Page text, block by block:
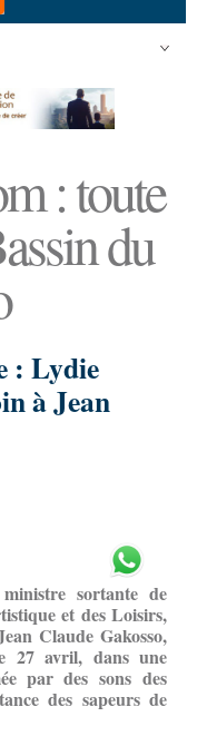
: toute
du
: Lydie
à Jean
sortante de
et des Loisirs,
Claude Gakosso,
27 avril, dans une
par des sons des
des sapeurs de